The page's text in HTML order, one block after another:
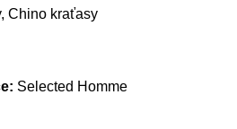
Chino kraťasy
Selected Homme